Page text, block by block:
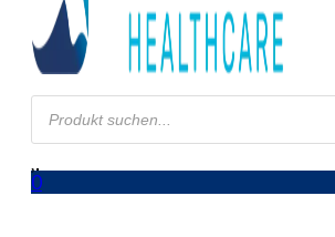
Products
search
0